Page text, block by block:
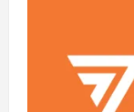
rendre
ses
hôtels,
golfs